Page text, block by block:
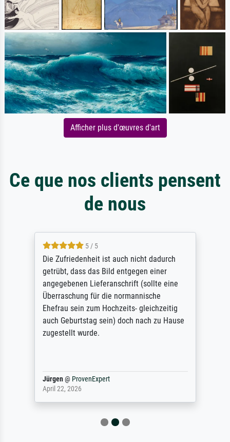
Afficher plus d'œuvres d'art
Ce que nos clients pensent
de nous
5 / 5
Die Zufriedenheit ist auch nicht dadurch
getrübt, dass das Bild entgegen einer
angegebenen Lieferanschrift (sollte eine
Überraschung für die normannische
Ehefrau sein zum Hochzeits- gleichzeitig
auch Geburtstag sein) doch nach zu Hause
zugestellt wurde.
Jürgen@ ProvenExpert
April 22, 2026